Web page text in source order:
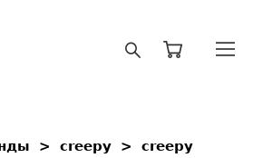
> creepy > creepy